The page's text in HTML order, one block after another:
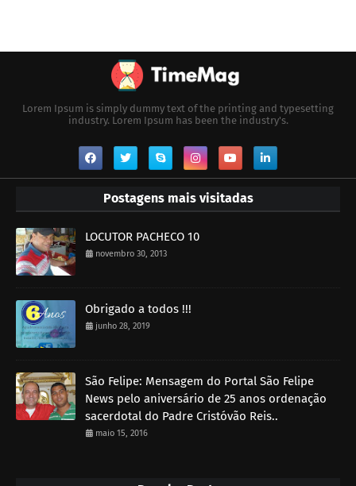
Lorem Ipsum is simply dummy text of the printing and typesetting
industry. Lorem Ipsum has been the industry's.
Postagens mais visitadas
LOCUTOR PACHECO 10
novembro 30, 2013
Obrigado a todos !!!
junho 28, 2019
São Felipe: Mensagem do Portal São Felipe
News pelo aniversário de 25 anos ordenação
sacerdotal do Padre Cristóvão Reis..
maio 15, 2016